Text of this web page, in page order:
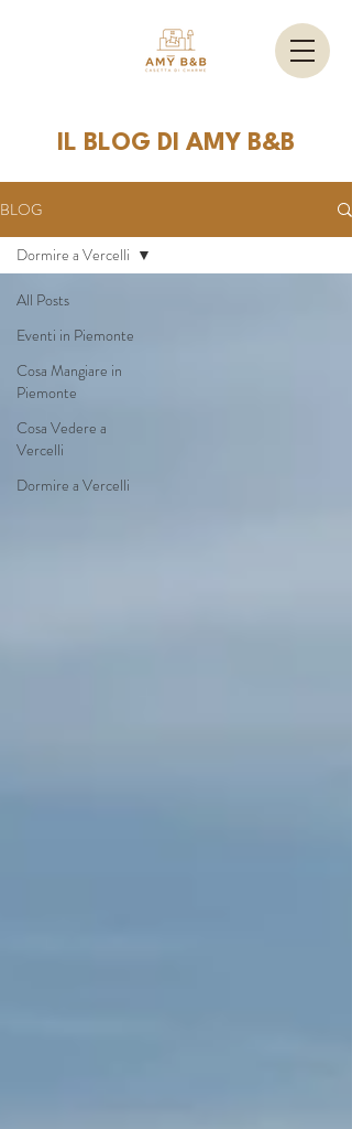
IL BLOG DI AMY B&B
BLOG
All Posts
Eventi in Piemonte
Cosa Mangiare in
Piemonte
Cosa Vedere a
Vercelli
Dormire a Vercelli
Dormire a Vercelli